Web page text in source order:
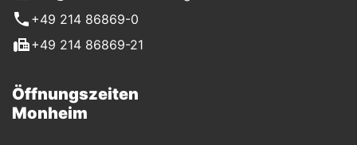
+49 214 86869-0
+49 214 86869-21
Öffnungszeiten
Monheim